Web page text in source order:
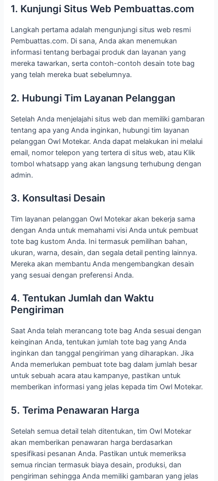
1. Kunjungi Situs Web Pembuattas.com
Langkah pertama adalah mengunjungi situs web resmi
Pembuattas.com. Di sana, Anda akan menemukan
informasi tentang berbagai produk dan layanan yang
mereka tawarkan, serta contoh-contoh desain tote bag
yang telah mereka buat sebelumnya.
2. Hubungi Tim Layanan Pelanggan
Setelah Anda menjelajahi situs web dan memiliki gambaran
tentang apa yang Anda inginkan, hubungi tim layanan
pelanggan Owl Motekar. Anda dapat melakukan ini melalui
email, nomor telepon yang tertera di situs web, atau Klik
tombol whatsapp yang akan langsung terhubung dengan
admin.
3. Konsultasi Desain
Tim layanan pelanggan Owl Motekar akan bekerja sama
dengan Anda untuk memahami visi Anda untuk pembuat
tote bag kustom Anda. Ini termasuk pemilihan bahan,
ukuran, warna, desain, dan segala detail penting lainnya.
Mereka akan membantu Anda mengembangkan desain
yang sesuai dengan preferensi Anda.
4. Tentukan Jumlah dan Waktu
Pengiriman
Saat Anda telah merancang tote bag Anda sesuai dengan
keinginan Anda, tentukan jumlah tote bag yang Anda
inginkan dan tanggal pengiriman yang diharapkan. Jika
Anda memerlukan pembuat tote bag dalam jumlah besar
untuk sebuah acara atau kampanye, pastikan untuk
memberikan informasi yang jelas kepada tim Owl Motekar.
5. Terima Penawaran Harga
Setelah semua detail telah ditentukan, tim Owl Motekar
akan memberikan penawaran harga berdasarkan
spesifikasi pesanan Anda. Pastikan untuk memeriksa
semua rincian termasuk biaya desain, produksi, dan
pengiriman sehingga Anda memiliki gambaran yang jelas